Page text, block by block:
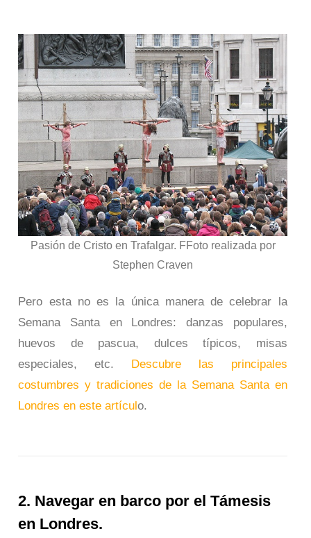
Pasión de Cristo en Trafalgar. FFoto realizada por
Stephen Craven
Pero esta no es la única manera de celebrar la
Semana Santa en Londres: danzas populares,
huevos de pascua, dulces típicos, misas
especiales, etc. Descubre las principales
costumbres y tradiciones de la Semana Santa en
Londres en este artículo.
2. Navegar en barco por el Támesis
en Londres.